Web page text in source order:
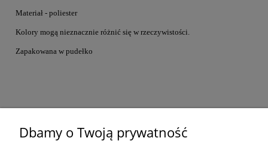
Materiał - poliester
Kolory mogą nieznacznie różnić się w rzeczywistości.
Zapakowana w pudełko
Dbamy o Twoją prywatność